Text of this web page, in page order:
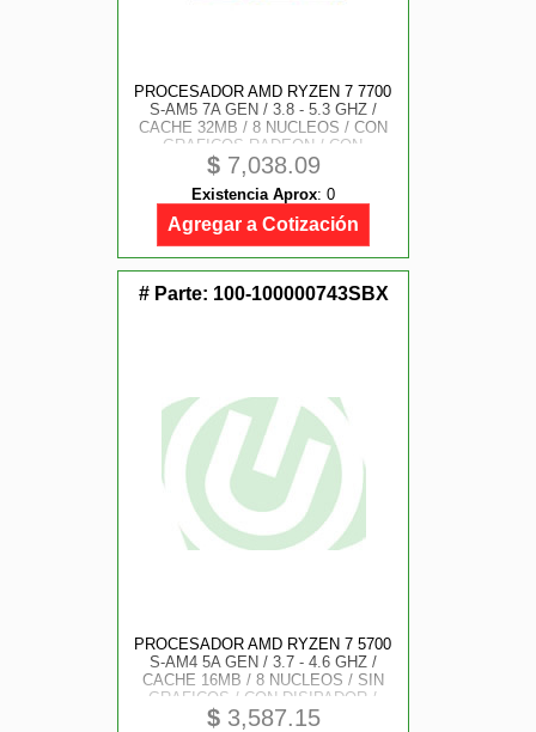
PROCESADOR AMD RYZEN 7 7700
S-AM5 7A GEN / 3.8 - 5.3 GHZ /
CACHE 32MB / 8 NUCLEOS / CON
GRAFICOS RADEON / CON
DISIPADOR / GAMER ALTO
$7,038.09
Existencia Aprox: 0
Agregar a Cotización
# Parte: 100-100000743SBX
PROCESADOR AMD RYZEN 7 5700
S-AM4 5A GEN / 3.7 - 4.6 GHZ /
CACHE 16MB / 8 NUCLEOS / SIN
GRAFICOS / CON DISIPADOR /
GAME ALTO
$3,587.15